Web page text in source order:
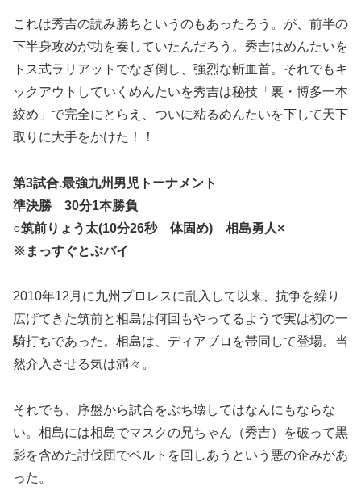
これは秀吉の読み勝ちというのもあったろう。が、前半の
下半身攻めが功を奏していたんだろう。秀吉はめんたいを
トス式ラリアットでなぎ倒し、強烈な斬血首。それでもキ
ックアウトしていくめんたいを秀吉は秘技「裏・博多一本
絞め」で完全にとらえ、ついに粘るめんたいを下して天下
取りに大手をかけた！！
第3試合.最強九州男児トーナメント
準決勝 30分1本勝負
○筑前りょう太(10分26秒 体固め) 相島勇人×
※まっすぐとぶバイ
2010年12月に九州プロレスに乱入して以来、抗争を繰り
広げてきた筑前と相島は何回もやってるようで実は初の一
騎打ちであった。相島は、ディアブロを帯同して登場。当
然介入させる気は満々。
それでも、序盤から試合をぶち壊してはなんにもならな
い。相島には相島でマスクの兄ちゃん（秀吉）を破って黒
影を含めた討伐団でベルトを回しあうという悪の企みがあ
った。